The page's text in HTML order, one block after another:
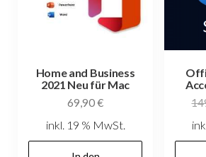
Home and Business
2021 Neu für Mac
69,90€
inkl. 19 % MwSt.